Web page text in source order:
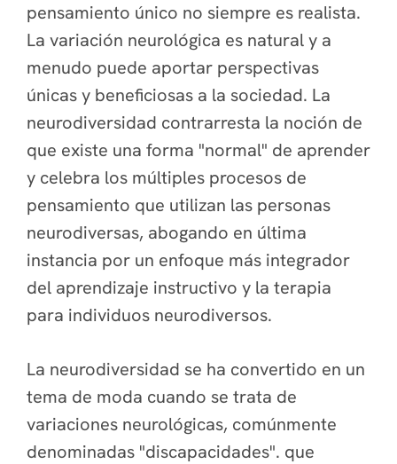
pensamiento único no siempre es realista.
La variación neurológica es natural y a
menudo puede aportar perspectivas
únicas y beneficiosas a la sociedad. La
neurodiversidad contrarresta la noción de
que existe una forma "normal" de aprender
y celebra los múltiples procesos de
pensamiento que utilizan las personas
neurodiversas, abogando en última
instancia por un enfoque más integrador
del aprendizaje instructivo y la terapia
para individuos neurodiversos.
La neurodiversidad se ha convertido en un
tema de moda cuando se trata de
variaciones neurológicas, comúnmente
denominadas "discapacidades". que